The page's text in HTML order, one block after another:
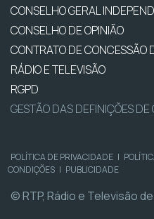
CONSELHO GERAL
CONSELHO DE OPINIÃO
CONTRATO DE CONCESSÃO
RÁDIO E TELEVISÃO
RGPD
GESTÃO DAS DEFINIÇÕES DE
POLÍTICA DE PRIVACIDADE |
CONDIÇÕES | PUBLICIDADE
© RTP, Rádio e Televisão